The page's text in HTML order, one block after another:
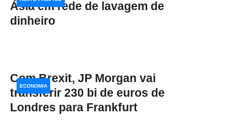
Ásia em rede de lavagem de
dinheiro
Com Brexit, JP Morgan vai
transferir 230 bi de euros de
Londres para Frankfurt
ECONOMIA